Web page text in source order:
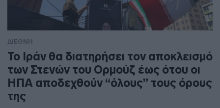
ΔΙΕΘΝΗ
To Ιράν θα διατηρήσει τον αποκλεισμό
των Στενών του Ορμούζ έως ότου οι
ΗΠΑ αποδεχθούν “όλους” τους όρους
της